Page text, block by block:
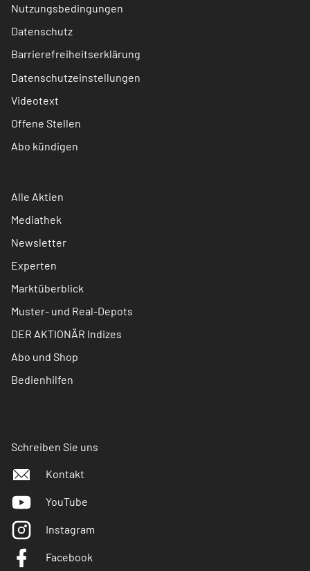
Nutzungsbedingungen
Datenschutz
Barrierefreiheitserklärung
Datenschutzeinstellungen
Videotext
Offene Stellen
Abo kündigen
Alle Aktien
Mediathek
Newsletter
Experten
Marktüberblick
Muster- und Real-Depots
DER AKTIONÄR Indizes
Abo und Shop
Bedienhilfen
Schreiben Sie uns
Kontakt
YouTube
Instagram
Facebook